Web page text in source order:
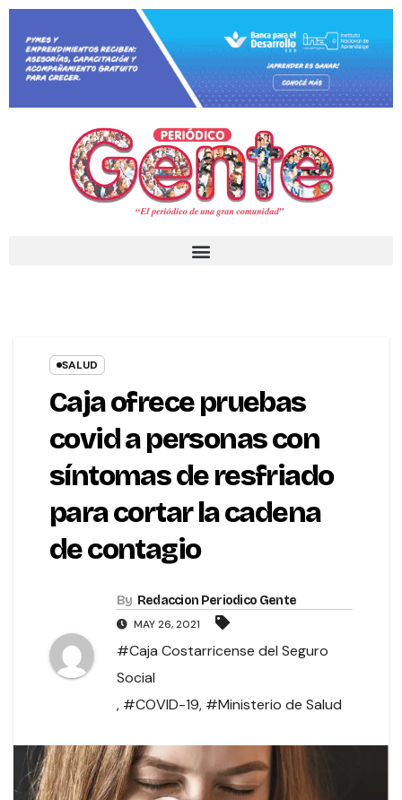
SALUD
Caja ofrece pruebas
covid a personas con
síntomas de resfriado
para cortar la cadena
de contagio
By Redaccion Periodico Gente
MAY 26, 2021
#Caja Costarricense del Seguro
Social
, #COVID-19, #Ministerio de Salud